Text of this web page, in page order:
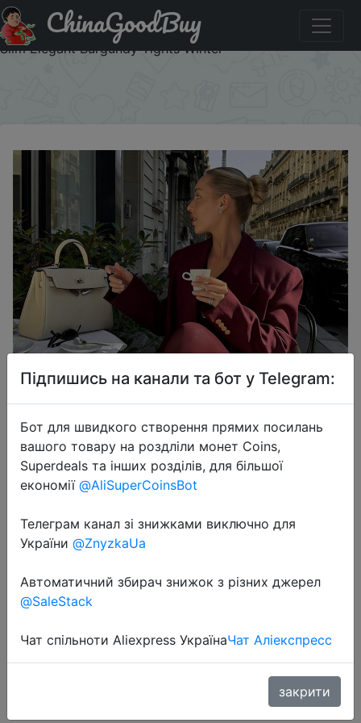
Акція на Trendix New Red Stockings Women Bodycon
Super Elastic See Through Lace Pantyhose Autumn Sexy
Slim Elegant Burgundy Tights Winter
ChinaGoodBuy
2025-01-23
Trendix New Red Stockings Women
Bodycon Super Elastic See Through
Lace Pantyhose Autumn Sexy Slim
Elegant Burgundy Tights Winter
Підпишись на канали та бот у Telegram:
Бот для швидкого створення прямих посилань
вашого товару на роздліли монет Coins,
Superdeals та інших розділів, для більшої
економії @AliSuperCoinsBot
Телеграм канал зі знижками виключно для
України @ZnyzkaUa
Автоматичний збирач знижок з різних джерел
@SaleStack
Чат спільноти Aliexpress УкраїнаЧат Аліекспресс
закрити